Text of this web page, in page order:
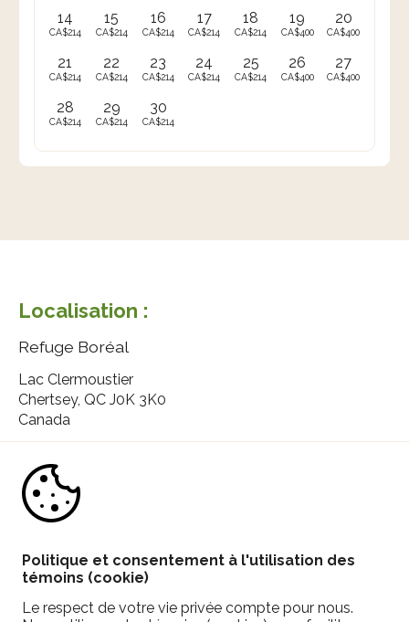
14
CA$214
15
CA$214
16
CA$214
17
CA$214
18
CA$214
19
CA$400
20
CA$400
21
CA$214
22
CA$214
23
CA$214
24
CA$214
25
CA$214
26
CA$400
27
CA$400
28
CA$214
29
CA$214
30
CA$214
Politique et consentement à l'utilisation des
témoins (cookie)
Le respect de votre vie privée compte pour nous.
Localisation :
Refuge Boréal
Lac Clermoustier
Chertsey, QC J0K 3K0
Canada
Contactez nous :
-
Refuge Boréal
sur les réseaux sociaux: